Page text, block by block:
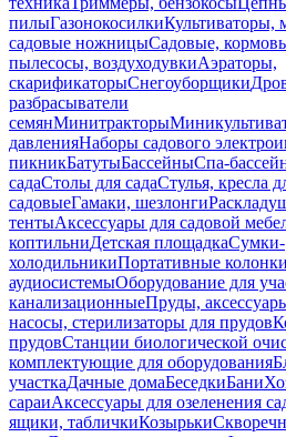
пилыГазонокосилкиКультиваторы,
садовые ножницыСадовые,
пылесосы, воздуходувкиАэраторы,
скарификаторыСнегоуборщики
разбрасыватели
семянМинитракторы
давленияНаборы садового
пикникБатутыБассейныСпа-
садаСтолы для садаСтулья, кресла
садовыеГамаки, шезлонги
тентыАксессуары для садовой
коптильниДетская площадкаСумки-
холодильникиПортативные
аудиосистемыОборудование для
канализационныеПруды,
насосы, стерилизаторы для прудов
прудовСтанции биологической
комплектующие для оборудования
участкаДачные домаБеседкиБани
сараиАксессуары для озеленения
ящики, табличкиКозырьки